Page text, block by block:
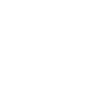
di terzi o consentire
di terzi. Tali
soggetti ai
sulla privacy di tali
e si
di risorse di terzi.